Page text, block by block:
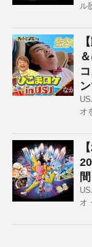
ル
オ
オ